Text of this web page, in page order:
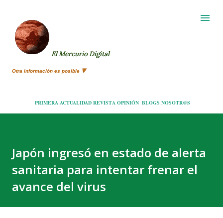
El Mercurio Digital
Otra información es posible 🔻
PRIMERA ACTUALIDAD REVISTA OPINIÓN BLOGS NOSOTR@S
Japón ingresó en estado de alerta
sanitaria para intentar frenar el
avance del virus